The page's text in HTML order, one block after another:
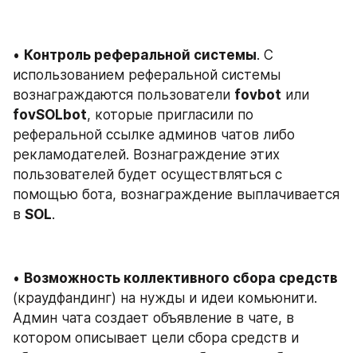
• Контроль реферальной системы. С
использованием реферальной системы
вознаграждаются пользователи fovbot
fovSOLbot, которые пригласили по
реферальной ссылке админов чатов либо
рекламодателей. Вознаграждение этих
пользователей будет осуществляться с
помощью бота, вознаграждение выплачивается
в SOL.
• Возможность коллективного сбора средств
(краудфандинг) на нужды и идеи комьюнити.
Админ чата создает объявление в чате, в
котором описывает цели сбора средств и